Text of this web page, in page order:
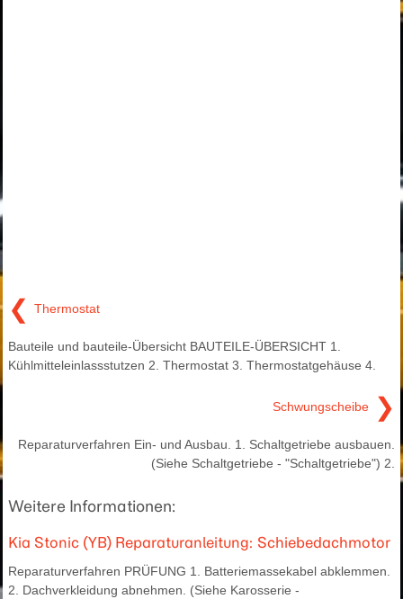
❮ Thermostat
Bauteile und bauteile-Übersicht BAUTEILE-ÜBERSICHT 1.
Kühlmitteleinlassstutzen 2. Thermostat 3. Thermostatgehäuse 4.
Schwungscheibe ❯
Reparaturverfahren Ein- und Ausbau. 1. Schaltgetriebe ausbauen.
(Siehe Schaltgetriebe - "Schaltgetriebe") 2.
Weitere Informationen:
Kia Stonic (YB) Reparaturanleitung: Schiebedachmotor
Reparaturverfahren PRÜFUNG 1. Batteriemassekabel abklemmen.
2. Dachverkleidung abnehmen. (Siehe Karosserie -